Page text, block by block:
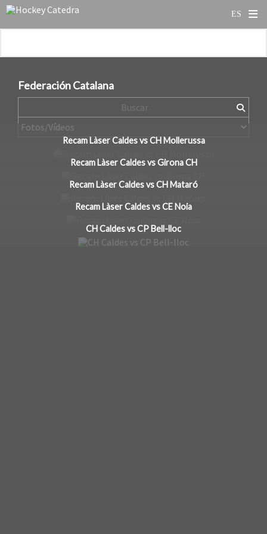
Federación Catalana
Recam Làser Caldes vs CH Mollerussa
Recam Làser Caldes vs Girona CH
Recam Làser Caldes vs CH Mataró
Recam Làser Caldes vs CE Noia
CH Caldes vs CP Bell-lloc